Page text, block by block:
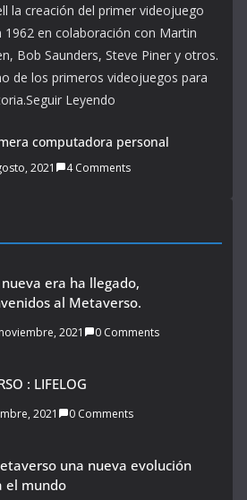
la creación del primer videojuego
1962 en colaboración con Martin
Bob Saunders, Steve Piner y otros.
de los primeros videojuegos para
Leyendo
computadora personal
2021 4 Comments
era ha llegado,
al Metaverso.
2021 0 Comments
: LIFELOG
2021 0 Comments
una nueva evolución
el mundo